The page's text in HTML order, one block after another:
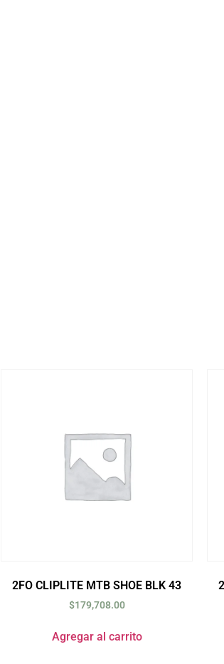
2FO CLIPLITE MTB SHOE BLK 43
$179,708.00
Agregar al carrito